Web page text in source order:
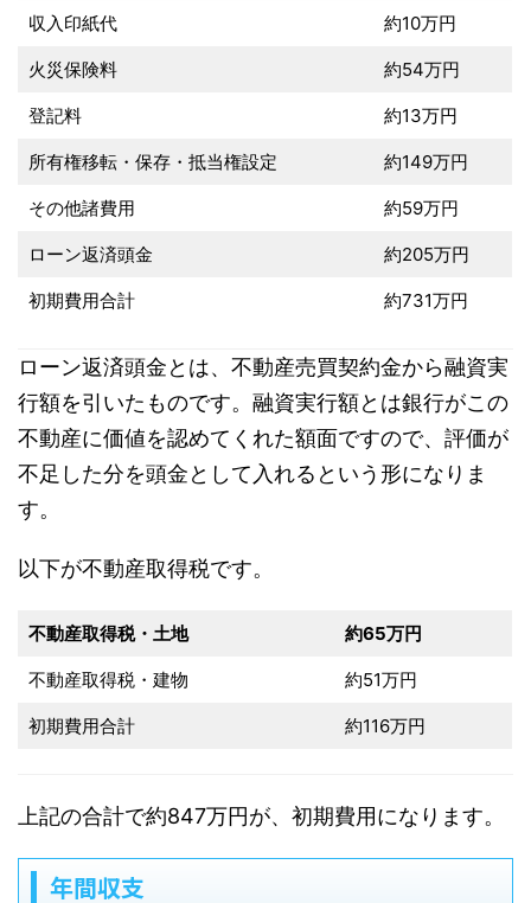
収入印紙代 約10万円
火災保険料 約54万円
登記料 約13万円
所有権移転・保存・抵当権設定 約149万円
その他諸費用 約59万円
ローン返済頭金 約205万円
初期費用合計 約731万円
ローン返済頭金とは、不動産売買契約金から融資実
行額を引いたものです。融資実行額とは銀行がこの
不動産に価値を認めてくれた額面ですので、評価が
不足した分を頭金として入れるという形になりま
す。
以下が不動産取得税です。
不動産取得税・土地 約65万円
不動産取得税・建物 約51万円
初期費用合計 約116万円
上記の合計で約847万円が、初期費用になります。
年間収支